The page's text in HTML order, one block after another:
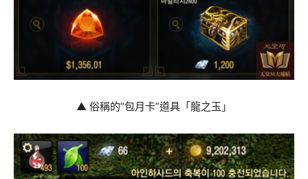
▲ 俗稱的”包月卡”道具「龍之玉」